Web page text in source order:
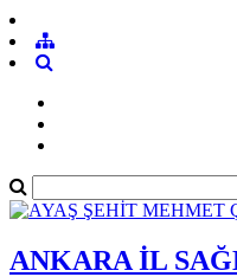
ANKARA İL